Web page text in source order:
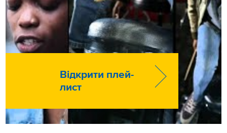
Відкрити плей-
лист